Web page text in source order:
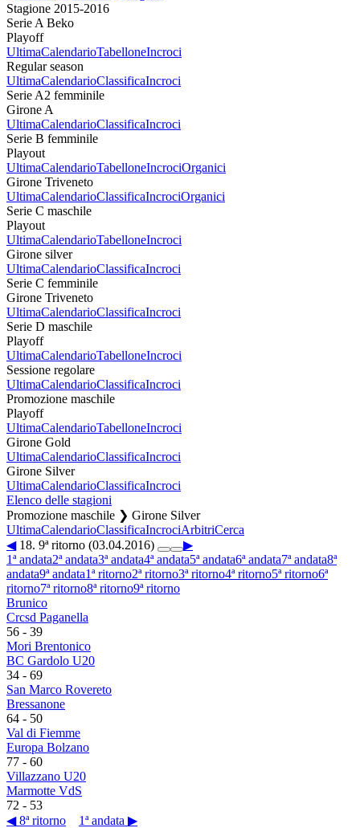
Stagione 2015-2016
Serie A Beko
Playoff
UltimaCalendarioTabelloneIncroci
Regular season
UltimaCalendarioClassificaIncroci
Serie A2 femminile
Girone A
UltimaCalendarioClassificaIncroci
Serie B femminile
Playout
UltimaCalendarioTabelloneIncrociOrganici
Girone Triveneto
UltimaCalendarioClassificaIncrociOrganici
Serie C maschile
Playout
UltimaCalendarioTabelloneIncroci
Girone silver
UltimaCalendarioClassificaIncroci
Serie C femminile
Girone Triveneto
UltimaCalendarioClassificaIncroci
Serie D maschile
Playoff
UltimaCalendarioTabelloneIncroci
Sessione regolare
UltimaCalendarioClassificaIncroci
Promozione maschile
Playoff
UltimaCalendarioTabelloneIncroci
Girone Gold
UltimaCalendarioClassificaIncroci
Girone Silver
UltimaCalendarioClassificaIncroci
Elenco delle stagioni
Promozione maschile ❯ Girone Silver
UltimaCalendarioClassificaIncrociArbitriCerca
◀18. 9ª ritorno (03.04.2016)
▶
1ª andata2ª andata3ª andata4ª andata5ª andata6ª andata7ª andata8ª
andata9ª andata1ª ritorno2ª ritorno3ª ritorno4ª ritorno5ª ritorno6ª
ritorno7ª ritorno8ª ritorno9ª ritorno
Brunico
Crcsd Paganella
56 - 39
Mori Brentonico
BC Gardolo U20
34 - 69
San Marco Rovereto
Bressanone
64 - 50
Val di Fiemme
Europa Bolzano
77 - 60
Villazzano U20
Marmotte VdS
72 - 53
◀ 8ª ritorno
1ª andata ▶